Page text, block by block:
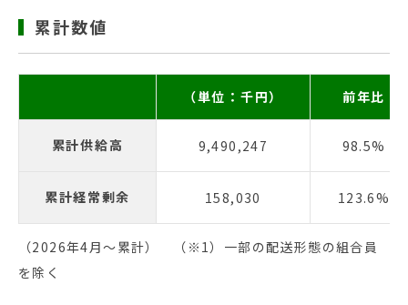
累計数値
（単位：千円） 前年比
累計供給高 9,490,247 98.5%
累計経常剰余 158,030 123.6%
（2026年4月〜累計） （※1）一部の配送形態の組合員
を除く